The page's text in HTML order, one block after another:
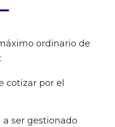
ordinario de
cotizar por el
ser gestionado